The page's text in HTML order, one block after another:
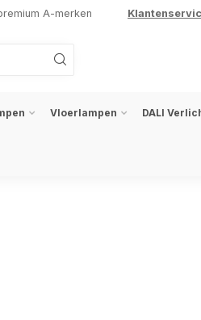
A-merken
Vloerlampen DALI